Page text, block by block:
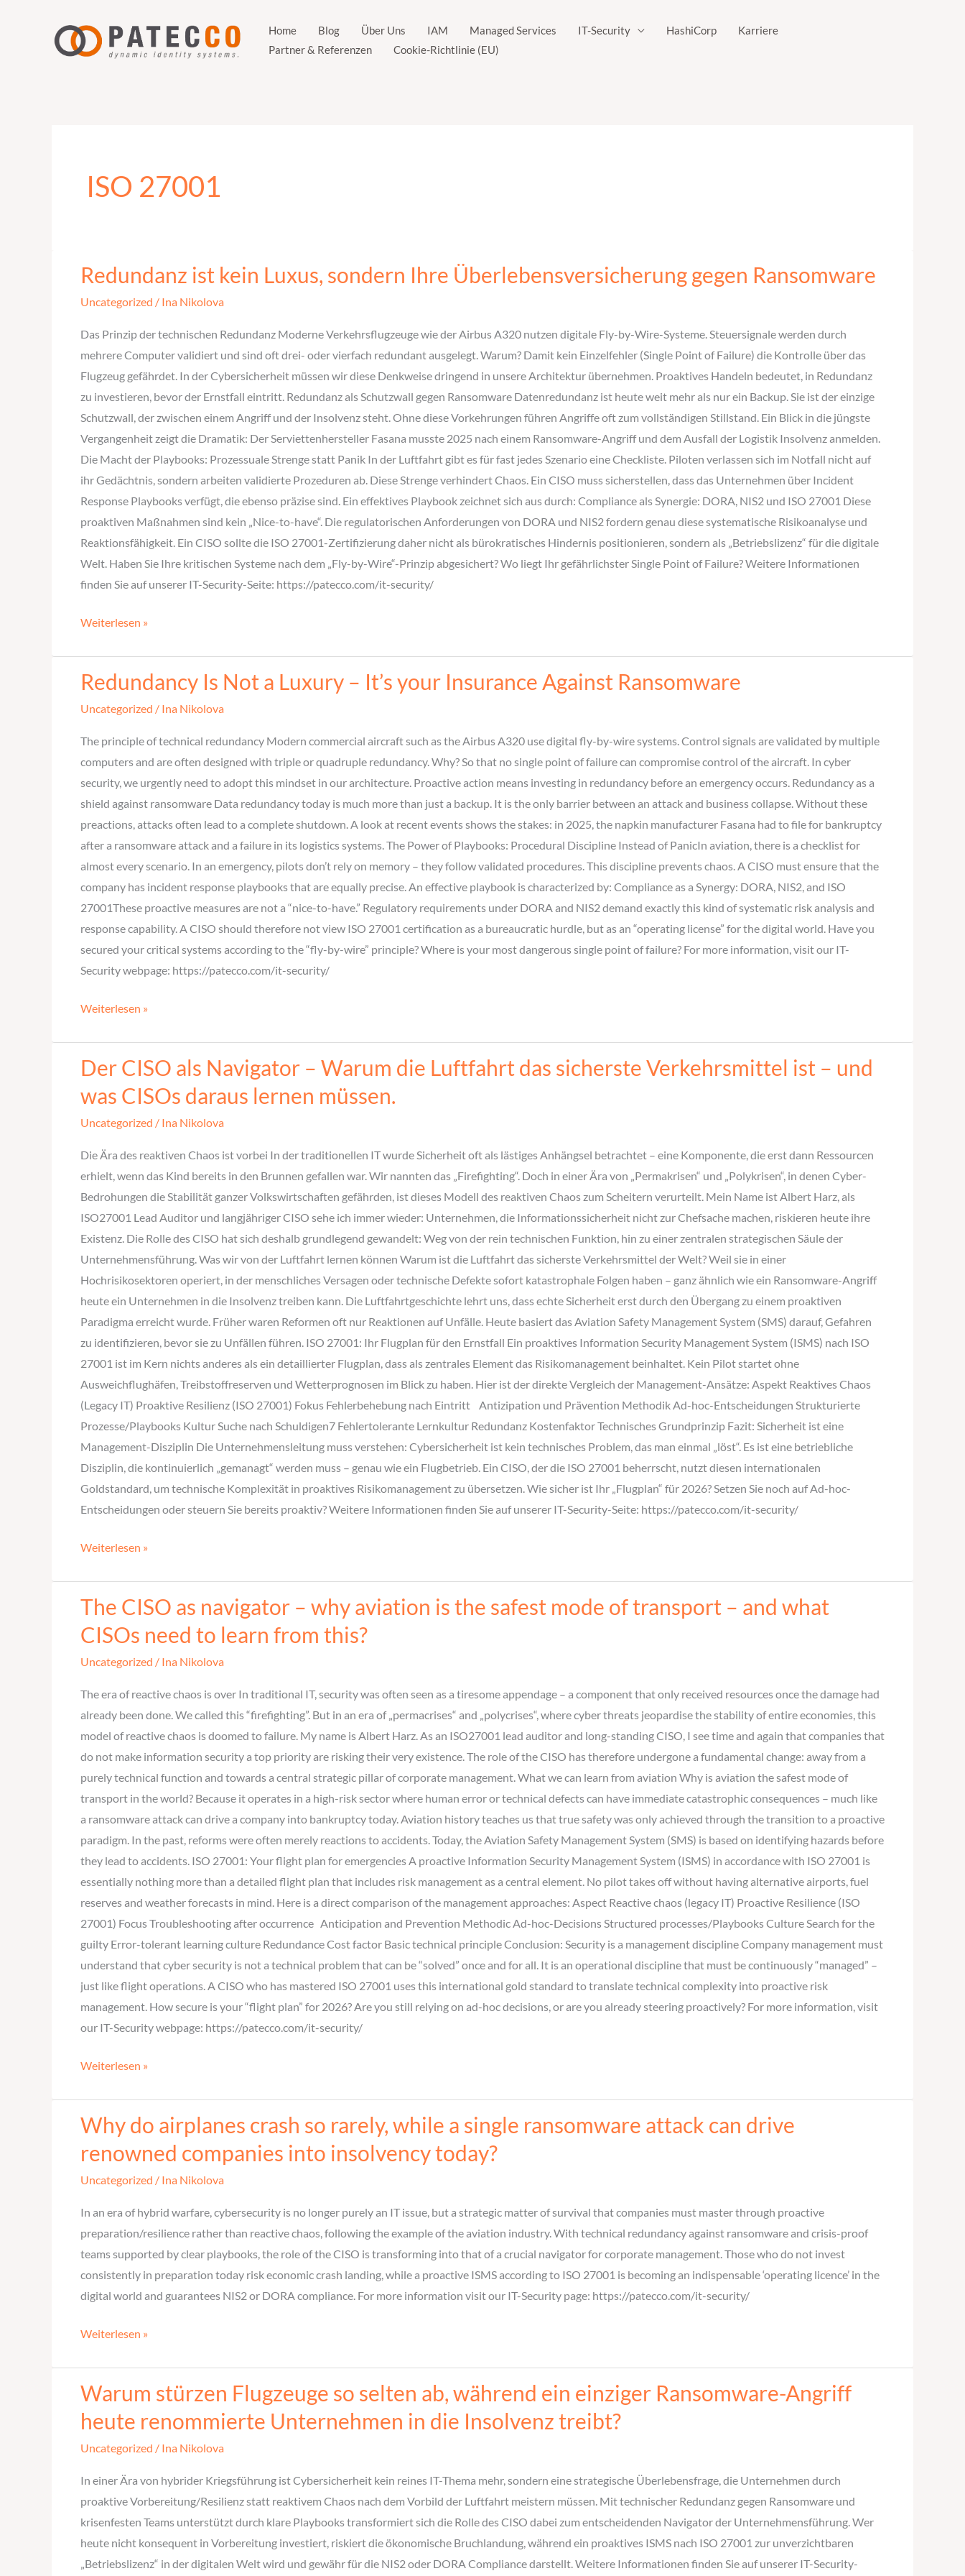
Home Blog Über Uns IAM Managed Services IT-Security HashiCorp
Karriere
Partner & Referenzen
Cookie-Richtlinie (EU)
ISO 27001
Redundanz ist kein Luxus, sondern Ihre Überlebensversicherung gegen Ransomware
Uncategorized / Ina Nikolova
Das Prinzip der technischen Redundanz Moderne Verkehrsflugzeuge wie der Airbus A320 nutzen digitale Fly-by-Wire-Systeme. Steuersignale werden durch
mehrere Computer validiert und sind oft drei- oder vierfach redundant ausgelegt. Warum? Damit kein Einzelfehler (Single Point of Failure) die Kontrolle über das
Flugzeug gefährdet. In der Cybersicherheit müssen wir diese Denkweise dringend in unsere Architektur übernehmen. Proaktives Handeln bedeutet, in Redundanz
zu investieren, bevor der Ernstfall eintritt. Redundanz als Schutzwall gegen Ransomware Datenredundanz ist heute weit mehr als nur ein Backup. Sie ist der einzige
Schutzwall, der zwischen einem Angriff und der Insolvenz steht. Ohne diese Vorkehrungen führen Angriffe oft zum vollständigen Stillstand. Ein Blick in die jüngste
Vergangenheit zeigt die Dramatik: Der Serviettenhersteller Fasana musste 2025 nach einem Ransomware-Angriff und dem Ausfall der Logistik Insolvenz anmelden.
Die Macht der Playbooks: Prozessuale Strenge statt Panik In der Luftfahrt gibt es für fast jedes Szenario eine Checkliste. Piloten verlassen sich im Notfall nicht auf
ihr Gedächtnis, sondern arbeiten validierte Prozeduren ab. Diese Strenge verhindert Chaos. Ein CISO muss sicherstellen, dass das Unternehmen über Incident
Response Playbooks verfügt, die ebenso präzise sind. Ein effektives Playbook zeichnet sich aus durch: Compliance als Synergie: DORA, NIS2 und ISO 27001 Diese
proaktiven Maßnahmen sind kein „Nice-to-have“. Die regulatorischen Anforderungen von DORA und NIS2 fordern genau diese systematische Risikoanalyse und
Reaktionsfähigkeit. Ein CISO sollte die ISO 27001-Zertifizierung daher nicht als bürokratisches Hindernis positionieren, sondern als „Betriebslizenz“ für die digitale
Welt. Haben Sie Ihre kritischen Systeme nach dem „Fly-by-Wire“-Prinzip abgesichert? Wo liegt Ihr gefährlichster Single Point of Failure? Weitere Informationen
finden Sie auf unserer IT-Security-Seite: https://patecco.com/it-security/
Redundanz
Luxus,
sondern
Ihre
Überlebensversicherung
gegen
Ransomware
Weiterlesen »
Redundancy Is Not a Luxury – It’s your Insurance Against Ransomware
Uncategorized / Ina Nikolova
The principle of technical redundancy Modern commercial aircraft such as the Airbus A320 use digital fly-by-wire systems. Control signals are validated by multiple
computers and are often designed with triple or quadruple redundancy. Why? So that no single point of failure can compromise control of the aircraft. In cyber
security, we urgently need to adopt this mindset in our architecture. Proactive action means investing in redundancy before an emergency occurs. Redundancy as a
shield against ransomware Data redundancy today is much more than just a backup. It is the only barrier between an attack and business collapse. Without these
preactions, attacks often lead to a complete shutdown. A look at recent events shows the stakes: in 2025, the napkin manufacturer Fasana had to file for bankruptcy
after a ransomware attack and a failure in its logistics systems. The Power of Playbooks: Procedural Discipline Instead of PanicIn aviation, there is a checklist for
almost every scenario. In an emergency, pilots don’t rely on memory – they follow validated procedures. This discipline prevents chaos. A CISO must ensure that the
company has incident response playbooks that are equally precise. An effective playbook is characterized by: Compliance as a Synergy: DORA, NIS2, and ISO
27001These proactive measures are not a “nice-to-have.” Regulatory requirements under DORA and NIS2 demand exactly this kind of systematic risk analysis and
response capability. A CISO should therefore not view ISO 27001 certification as a bureaucratic hurdle, but as an “operating license” for the digital world. Have you
secured your critical systems according to the “fly-by-wire” principle? Where is your most dangerous single point of failure? For more information, visit our IT-
Security webpage: https://patecco.com/it-security/
Redundancy
a
Luxury
–
It’s
your
Insurance
Against
Ransomware
Weiterlesen »
Der CISO als Navigator – Warum die Luftfahrt das sicherste Verkehrsmittel ist – und
was CISOs daraus lernen müssen.
Uncategorized / Ina Nikolova
Die Ära des reaktiven Chaos ist vorbei In der traditionellen IT wurde Sicherheit oft als lästiges Anhängsel betrachtet – eine Komponente, die erst dann Ressourcen
erhielt, wenn das Kind bereits in den Brunnen gefallen war. Wir nannten das „Firefighting“. Doch in einer Ära von „Permakrisen“ und „Polykrisen“, in denen Cyber-
Bedrohungen die Stabilität ganzer Volkswirtschaften gefährden, ist dieses Modell des reaktiven Chaos zum Scheitern verurteilt. Mein Name ist Albert Harz, als
ISO27001 Lead Auditor und langjähriger CISO sehe ich immer wieder: Unternehmen, die Informationssicherheit nicht zur Chefsache machen, riskieren heute ihre
Existenz. Die Rolle des CISO hat sich deshalb grundlegend gewandelt: Weg von der rein technischen Funktion, hin zu einer zentralen strategischen Säule der
Unternehmensführung. Was wir von der Luftfahrt lernen können Warum ist die Luftfahrt das sicherste Verkehrsmittel der Welt? Weil sie in einer
Hochrisikosektoren operiert, in der menschliches Versagen oder technische Defekte sofort katastrophale Folgen haben – ganz ähnlich wie ein Ransomware-Angriff
heute ein Unternehmen in die Insolvenz treiben kann. Die Luftfahrtgeschichte lehrt uns, dass echte Sicherheit erst durch den Übergang zu einem proaktiven
Paradigma erreicht wurde. Früher waren Reformen oft nur Reaktionen auf Unfälle. Heute basiert das Aviation Safety Management System (SMS) darauf, Gefahren
zu identifizieren, bevor sie zu Unfällen führen. ISO 27001: Ihr Flugplan für den Ernstfall Ein proaktives Information Security Management System (ISMS) nach ISO
27001 ist im Kern nichts anderes als ein detaillierter Flugplan, dass als zentrales Element das Risikomanagement beinhaltet. Kein Pilot startet ohne
Ausweichflughäfen, Treibstoffreserven und Wetterprognosen im Blick zu haben. Hier ist der direkte Vergleich der Management-Ansätze: Aspekt Reaktives Chaos
(Legacy IT) Proaktive Resilienz (ISO 27001) Fokus Fehlerbehebung nach Eintritt Antizipation und Prävention Methodik Ad-hoc-Entscheidungen Strukturierte
Prozesse/Playbooks Kultur Suche nach Schuldigen7 Fehlertolerante Lernkultur Redundanz Kostenfaktor Technisches Grundprinzip Fazit: Sicherheit ist eine
Management-Disziplin Die Unternehmensleitung muss verstehen: Cybersicherheit ist kein technisches Problem, das man einmal „löst“. Es ist eine betriebliche
Disziplin, die kontinuierlich „gemanagt“ werden muss – genau wie ein Flugbetrieb. Ein CISO, der die ISO 27001 beherrscht, nutzt diesen internationalen
Goldstandard, um technische Komplexität in proaktives Risikomanagement zu übersetzen. Wie sicher ist Ihr „Flugplan“ für 2026? Setzen Sie noch auf Ad-hoc-
Entscheidungen oder steuern Sie bereits proaktiv? Weitere Informationen finden Sie auf unserer IT-Security-Seite: https://patecco.com/it-security/
Der
als
Navigator
Weiterlesen »
The CISO as navigator – why aviation is the safest mode of transport – and what
CISOs need to learn from this?
Uncategorized / Ina Nikolova
The era of reactive chaos is over In traditional IT, security was often seen as a tiresome appendage – a component that only received resources once the damage had
already been done. We called this “firefighting”. But in an era of „permacrises“ and „polycrises“, where cyber threats jeopardise the stability of entire economies, this
model of reactive chaos is doomed to failure. My name is Albert Harz. As an ISO27001 lead auditor and long-standing CISO, I see time and again that companies that
do not make information security a top priority are risking their very existence. The role of the CISO has therefore undergone a fundamental change: away from a
purely technical function and towards a central strategic pillar of corporate management. What we can learn from aviation Why is aviation the safest mode of
transport in the world? Because it operates in a high-risk sector where human error or technical defects can have immediate catastrophic consequences – much like
a ransomware attack can drive a company into bankruptcy today. Aviation history teaches us that true safety was only achieved through the transition to a proactive
paradigm. In the past, reforms were often merely reactions to accidents. Today, the Aviation Safety Management System (SMS) is based on identifying hazards before
they lead to accidents. ISO 27001: Your flight plan for emergencies A proactive Information Security Management System (ISMS) in accordance with ISO 27001 is
essentially nothing more than a detailed flight plan that includes risk management as a central element. No pilot takes off without having alternative airports, fuel
reserves and weather forecasts in mind. Here is a direct comparison of the management approaches: Aspect Reactive chaos (legacy IT) Proactive Resilience (ISO
27001) Focus Troubleshooting after occurrence Anticipation and Prevention Methodic Ad-hoc-Decisions Structured processes/Playbooks Culture Search for the
guilty Error-tolerant learning culture Redundance Cost factor Basic technical principle Conclusion: Security is a management discipline Company management must
understand that cyber security is not a technical problem that can be “solved” once and for all. It is an operational discipline that must be continuously “managed” –
just like flight operations. A CISO who has mastered ISO 27001 uses this international gold standard to translate technical complexity into proactive risk
management. How secure is your “flight plan” for 2026? Are you still relying on ad-hoc decisions, or are you already steering proactively? For more information, visit
our IT-Security webpage: https://patecco.com/it-security/
The
as
navigator
Weiterlesen »
Why do airplanes crash so rarely, while a single ransomware attack can drive
renowned companies into insolvency today?
Uncategorized / Ina Nikolova
In an era of hybrid warfare, cybersecurity is no longer purely an IT issue, but a strategic matter of survival that companies must master through proactive
preparation/resilience rather than reactive chaos, following the example of the aviation industry. With technical redundancy against ransomware and crisis-proof
teams supported by clear playbooks, the role of the CISO is transforming into that of a crucial navigator for corporate management. Those who do not invest
consistently in preparation today risk economic crash landing, while a proactive ISMS according to ISO 27001 is becoming an indispensable ‘operating licence’ in the
digital world and guarantees NIS2 or DORA compliance. For more information visit our IT-Security page: https://patecco.com/it-security/
Why
airplanes
crash
attack
drive
renowned
companies
into
insolvency
today?
Weiterlesen »
Warum stürzen Flugzeuge so selten ab, während ein einziger Ransomware-Angriff
heute renommierte Unternehmen in die Insolvenz treibt?
Uncategorized / Ina Nikolova
In einer Ära von hybrider Kriegsführung ist Cybersicherheit kein reines IT-Thema mehr, sondern eine strategische Überlebensfrage, die Unternehmen durch
proaktive Vorbereitung/Resilienz statt reaktivem Chaos nach dem Vorbild der Luftfahrt meistern müssen. Mit technischer Redundanz gegen Ransomware und
krisenfesten Teams unterstützt durch klare Playbooks transformiert sich die Rolle des CISO dabei zum entscheidenden Navigator der Unternehmensführung. Wer
heute nicht konsequent in Vorbereitung investiert, riskiert die ökonomische Bruchlandung, während ein proaktives ISMS nach ISO 27001 zur unverzichtbaren
„Betriebslizenz“ in der digitalen Welt wird und gewähr für die NIS2 oder DORA Compliance darstellt. Weitere Informationen finden Sie auf unserer IT-Security-
Warum
stürzen
Flugzeuge
so